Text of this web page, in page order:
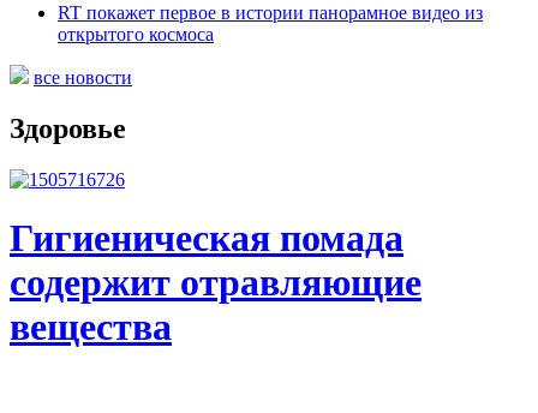
RT покажет первое в истории панорамное видео из
открытого космоса
все новости
Здоровье
Гигиеническая помада
содержит отравляющие
вещества